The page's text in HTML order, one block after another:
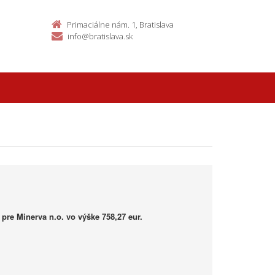
Primaciálne nám. 1, Bratislava
info@bratislava.sk
Minerva n.o. vo výške 758,27 eur.